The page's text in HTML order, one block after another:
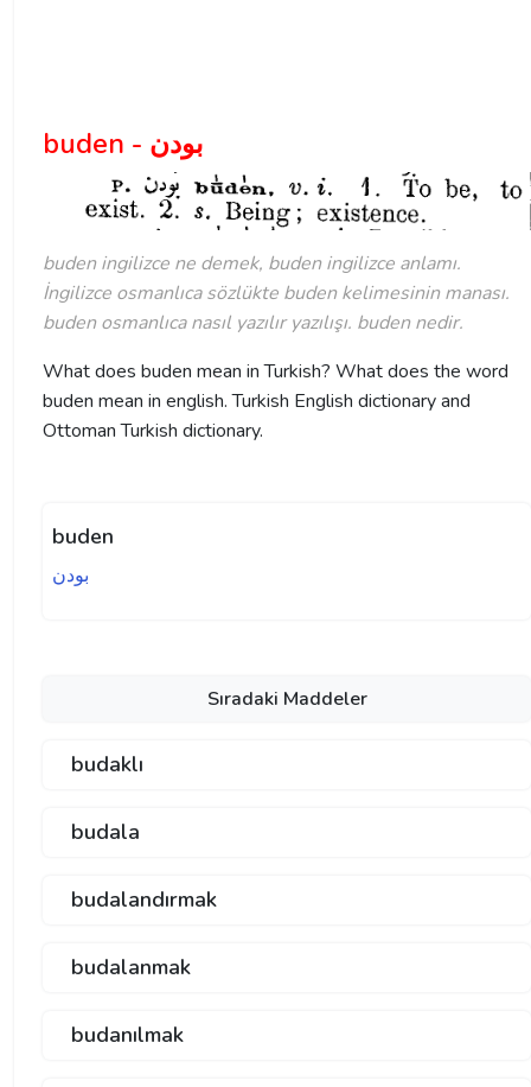
buden - بودن
buden ingilizce ne demek, buden ingilizce anlamı.
İngilizce osmanlıca sözlükte buden kelimesinin manası.
buden osmanlıca nasıl yazılır yazılışı. buden nedir.
What does buden mean in Turkish? What does the word
buden mean in english. Turkish English dictionary and
Ottoman Turkish dictionary.
buden
بودن
Sıradaki Maddeler
budaklı
budala
budalandırmak
budalanmak
budanılmak